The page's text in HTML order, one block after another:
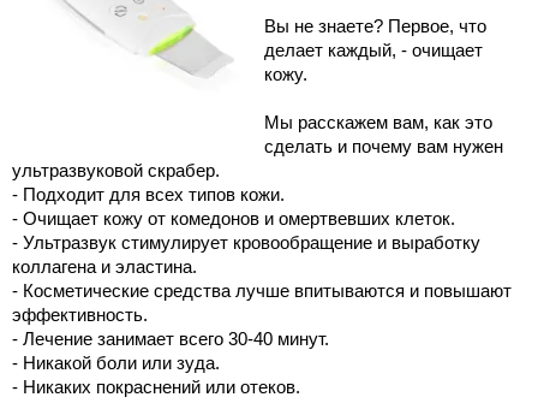
Вы не знаете? Первое, что
делает каждый, - очищает
кожу.
Мы расскажем вам, как это
сделать и почему вам нужен
ультразвуковой скрабер.
- Подходит для всех типов кожи.
- Очищает кожу от комедонов и омертвевших клеток.
- Ультразвук стимулирует кровообращение и выработку
коллагена и эластина.
- Косметические средства лучше впитываются и повышают
эффективность.
- Лечение занимает всего 30-40 минут.
- Никакой боли или зуда.
- Никаких покраснений или отеков.